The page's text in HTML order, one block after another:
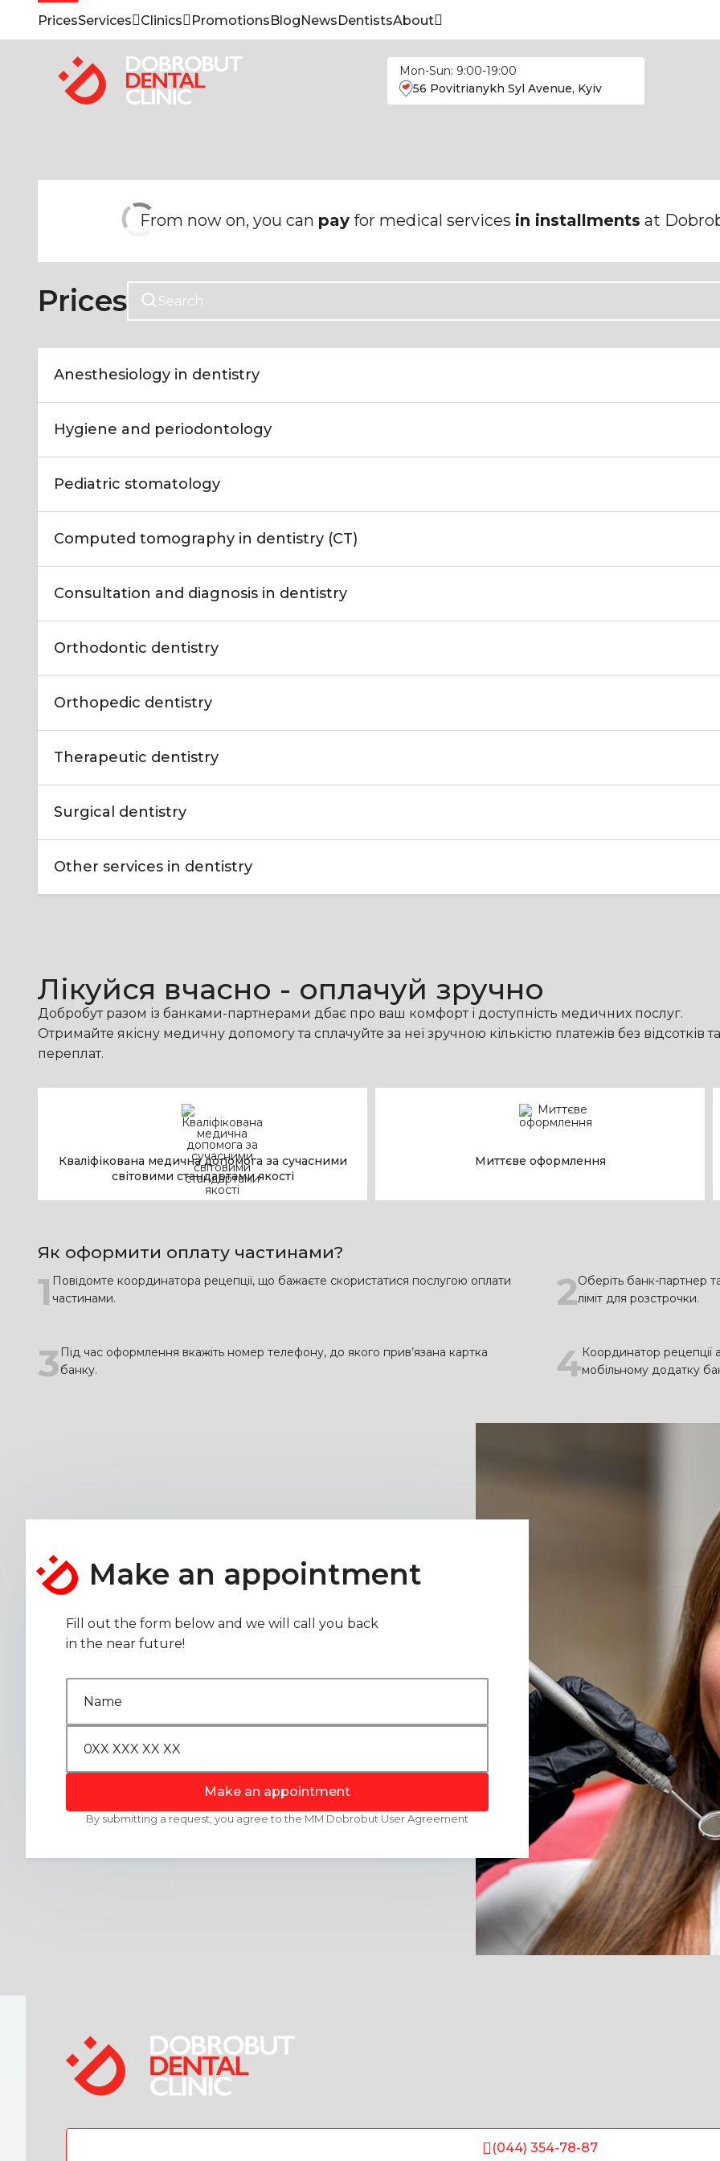
PricesServices Clinics PromotionsBlogNewsDentistsAbout
Mon-Sun: 9:00-19:00
56 Povitrianykh Syl Avenue, Kyiv
From now on, you can payfor medical services in installments at
Prices
Anesthesiology in dentistry
Hygiene and periodontology
Pediatric stomatology
Computed tomography in dentistry (CT)
Consultation and diagnosis in dentistry
Orthodontic dentistry
Orthopedic dentistry
Therapeutic dentistry
Surgical dentistry
Other services in dentistry
Лікуйся вчасно - оплачуй зручно
Добробут разом із банками-партнерами дбає про ваш комфорт і доступність медичних послуг.
Отримайте якісну медичну допомогу та сплачуйте за неї зручною кількістю платежів без відсотків та
переплат.
Кваліфікована медична допомога за сучасними
світовими стандартами якості
Миттєве оформлення
Як оформити оплату частинами?
1 Повідомте координатора рецепції, що бажаєте скористатися послугою оплати
частинами.
2Оберіть банк-партнер
ліміт для розстрочки.
3 Під час оформлення вкажіть номер телефону, до якого прив’язана картка
банку.
4Координатор рецепції
мобільному додатку
Make an appointment
Fill out the form below and we will call you back
in the near future!
Make an appointment
By submitting a request, you agree to the MM Dobrobut User Agreement
(044) 354-78-87